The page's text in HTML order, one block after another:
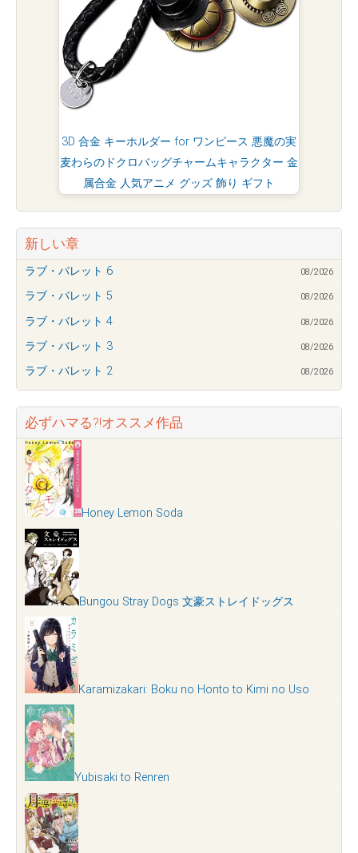
3D 合金 キーホルダー for ワンピース 悪魔の実
麦わらのドクロバッグチャームキャラクター 金
属合金 人気アニメ グッズ 飾り ギフト
新しい章
ラブ・バレット 6 08/2026
ラブ・バレット 5 08/2026
ラブ・バレット 4 08/2026
ラブ・バレット 3 08/2026
ラブ・バレット 2 08/2026
必ずハマる?!オススメ作品
Honey Lemon Soda
Bungou Stray Dogs 文豪ストレイドッグス
Karamizakari: Boku no Honto to Kimi no Uso
Yubisaki to Renren